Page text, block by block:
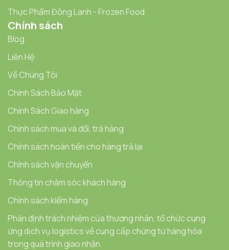
Thực Phẩm Đông Lạnh - Frozen Food
Chính sách
Blog
Liên Hệ
Về Chúng Tôi
Chính Sách Bảo Mật
Chính Sách Giao hàng
Chính sách mua và đổi, trả hàng
Chính sách hoàn tiền cho hàng trả lại
Chính sách vận chuyển
Thông tin chăm sóc khách hàng
Chính sách kiểm hàng
Phân định trách nhiệm của thương nhân, tổ chức cung
ứng dịch vụ logistics về cung cấp chứng từ hàng hóa
trong quá trình giao nhận.